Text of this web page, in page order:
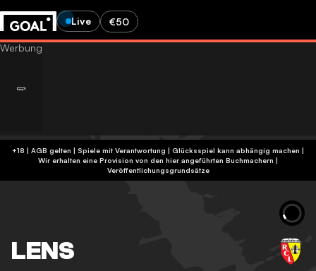
Live €50
+18 | AGB gelten | Spiele mit Verantwortung | Glücksspiel kann abhängig machen |
Wir erhalten eine Provision von den hier angeführten Buchmachern |
Veröffentlichungsgrundsätze
LENS